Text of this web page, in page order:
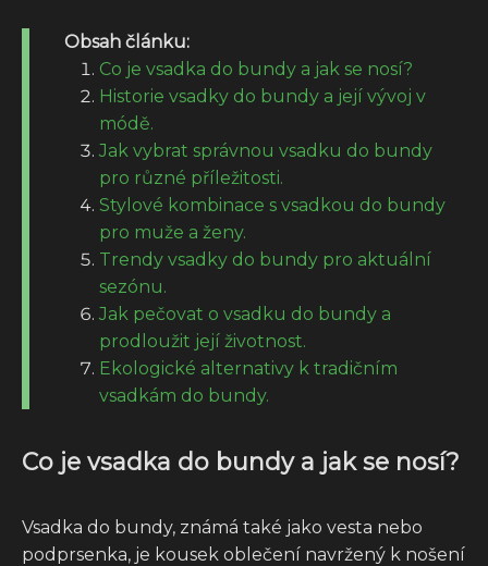
Obsah článku:
Co je vsadka do bundy a jak se nosí?
Historie vsadky do bundy a její vývoj v
módě.
Jak vybrat správnou vsadku do bundy
pro různé příležitosti.
Stylové kombinace s vsadkou do bundy
pro muže a ženy.
Trendy vsadky do bundy pro aktuální
sezónu.
Jak pečovat o vsadku do bundy a
prodloužit její životnost.
Ekologické alternativy k tradičním
vsadkám do bundy.
Co je vsadka do bundy a jak se nosí?
Vsadka do bundy, známá také jako vesta nebo
podprsenka, je kousek oblečení navržený k nošení